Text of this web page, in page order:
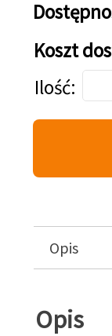
Koszt
Dodaj do koszyka
Ilość
Opis
Opis